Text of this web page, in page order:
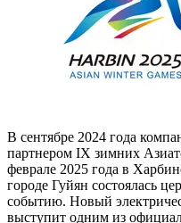
В сентябре 2024 года
партнером IX зимних
феврале 2025 года в
городе Гуйян состоялась
событию. Новый
выступит одним из